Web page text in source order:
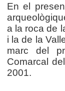
En el
a la roca de
i la de la
marc del
Comarcal
2001.